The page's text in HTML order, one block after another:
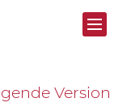
Version